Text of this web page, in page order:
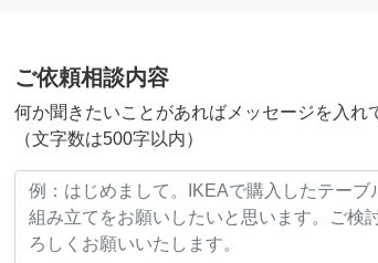
ご依頼相談内容
何か聞きたいことがあればメッセージを入れ
（文字数は500字以内）